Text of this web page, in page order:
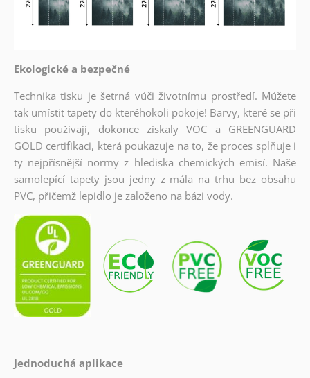
Ekologické a bezpečné
Technika tisku je šetrná vůči životnímu prostředí. Můžete
tak umístit tapety do kteréhokoli pokoje! Barvy, které se při
tisku používají, dokonce získaly VOC a GREENGUARD
GOLD certifikaci, která poukazuje na to, že proces splňuje i
ty nejpřísnější normy z hlediska chemických emisí. Naše
samolepící tapety jsou jedny z mála na trhu bez obsahu
PVC, přičemž lepidlo je založeno na bázi vody.
Jednoduchá aplikace